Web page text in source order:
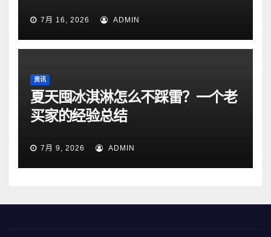
7月 16, 2026 ADMIN
资讯
夏天囤冰淇淋怎么不踩雷？一个老
买家的经验总结
7月 9, 2026 ADMIN